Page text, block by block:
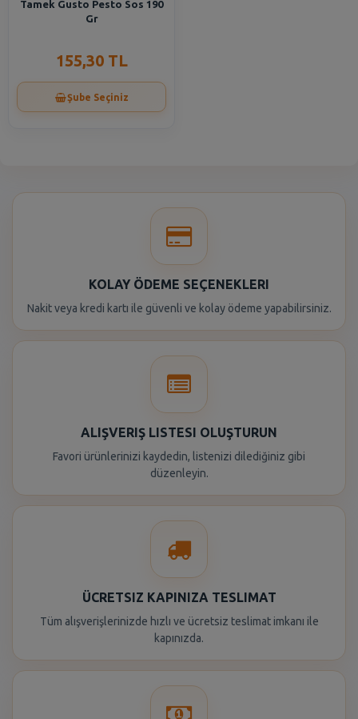
Tamek Gusto Pesto Sos 190
Gr
155,30 TL
Şube Seçiniz
KOLAY ÖDEME SEÇENEKLERI
Nakit veya kredi kartı ile güvenli ve kolay ödeme yapabilirsiniz.
ALIŞVERIŞ LISTESI OLUŞTURUN
Favori ürünlerinizi kaydedin, listenizi dilediğiniz gibi
düzenleyin.
ÜCRETSIZ KAPINIZA TESLIMAT
Tüm alışverişlerinizde hızlı ve ücretsiz teslimat imkanı ile
kapınızda.